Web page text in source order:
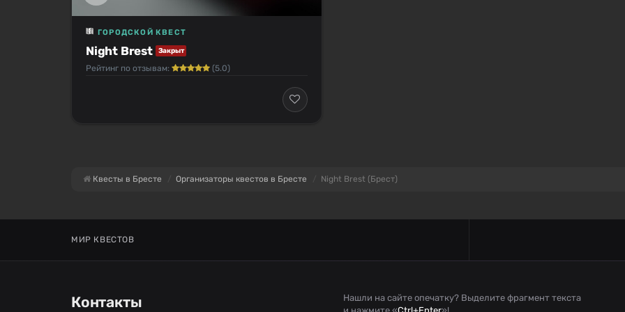
Night Brest Закрыт
ГОРОДСКОЙ КВЕСТ
Рейтинг по отзывам: (5.0)
Квесты в Бресте Организаторы квестов в Бресте Night Brest (Брест)
МИР КВЕСТОВ
Контакты
Нашли на сайте опечатку? Выделите фрагмент текста